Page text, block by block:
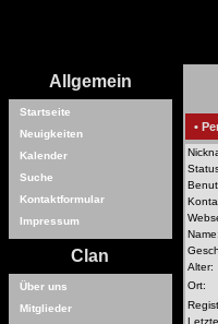
Allgemein
Startseite
Neuigkeiten
Kalender
Suche
Kontaktformular
Impressum
Clan
Über uns
Mitglieder
•
Name:
Alter:
Ort: